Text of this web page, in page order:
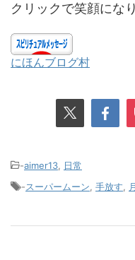
クリックで笑顔にな
にほんブログ村
-aimer13, 日常
-スーパームーン, 手放す, 月